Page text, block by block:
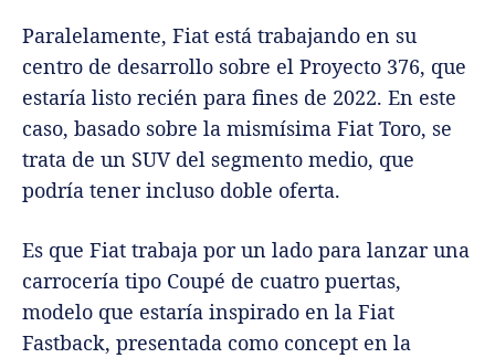
Paralelamente, Fiat está trabajando en su
centro de desarrollo sobre el Proyecto 376, que
estaría listo recién para fines de 2022. En este
caso, basado sobre la mismísima Fiat Toro, se
trata de un SUV del segmento medio, que
podría tener incluso doble oferta.
Es que Fiat trabaja por un lado para lanzar una
carrocería tipo Coupé de cuatro puertas,
modelo que estaría inspirado en la Fiat
Fastback, presentada como concept en la